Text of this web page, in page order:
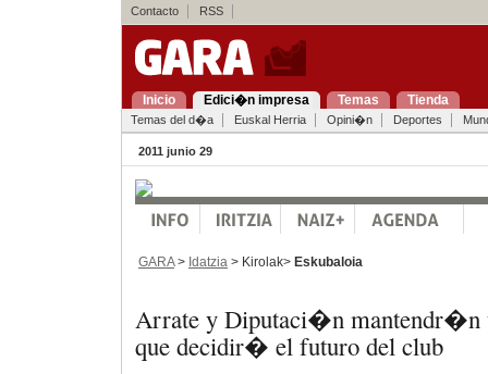
Contacto RSS
Inicio Edici�n impresa Temas Tienda
Temas del d�a Euskal Herria Opini�n Deportes
2011 junio 29
GARA> Idatzia > Kirolak> Eskubaloia
Arrate y Diputaci�n
que decidir� el futuro del club